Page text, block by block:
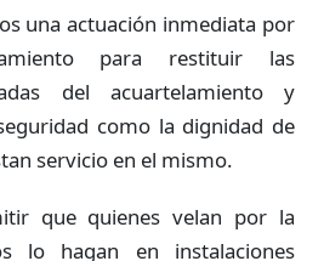
una actuación inmediata por
para restituir las
del acuartelamiento y
como la dignidad de
servicio en el mismo.
que quienes velan por la
lo hagan en instalaciones